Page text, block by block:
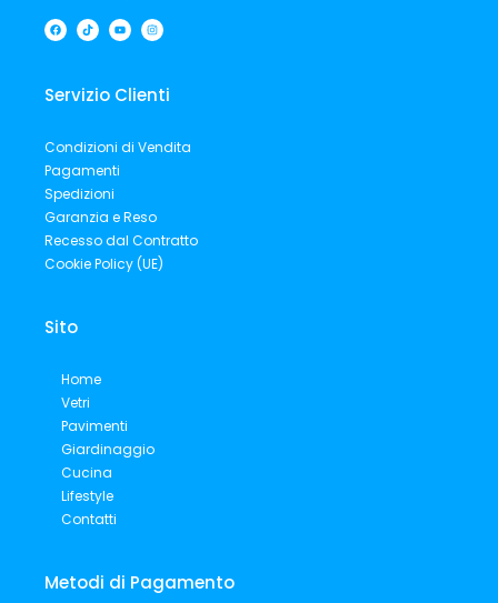
F
a
o
T
i
Y
o
e
I
n
r
Servizio Clienti
Condizioni di Vendita
Pagamenti
Spedizioni
Garanzia e Reso
Recesso dal Contratto
Cookie Policy (UE)
Sito
Home
Vetri
Pavimenti
Giardinaggio
Cucina
Lifestyle
Contatti
Metodi di Pagamento